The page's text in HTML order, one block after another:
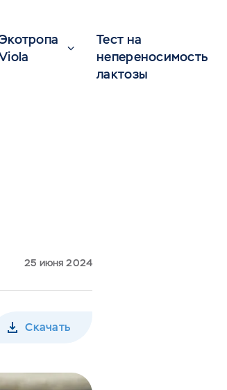
Тест на
непереносимость
лактозы
25 июня 2024
Скачать